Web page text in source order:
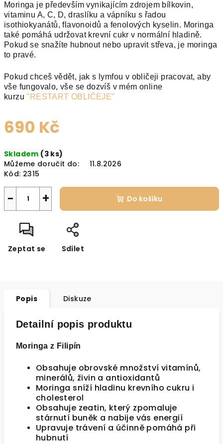
Moringa je především vynikajícím zdrojem bílkovin,
vitaminu A, C, D, draslíku a vápníku s řadou
isothiokyanátů, flavonoidů a fenolových kyselin. Moringa
také pomáhá udržovat krevní cukr v normální hladině.
Pokud se snažíte hubnout nebo upravit střeva, je moringa
to pravé.
Pokud chceš vědět, jak s lymfou v obličeji pracovat, aby
vše fungovalo, vše se dozvíš v mém online
kurzu"RESTART OBLIČEJE"
690 Kč
cena:
Skladem (3 ks)
Můžeme doručit do:
11.8.2026
Kód: 2315
+
− Do košíku
Zeptat se Sdílet
Popis Diskuze
Detailní popis produktu
Moringa z Filipín
Obsahuje obrovské množství vitamínů,
minerálů, živin a antioxidantů
Moringa sníží hladinu krevního cukru i
cholesterol
Obsahuje zeatin, který zpomaluje
stárnutí buněk a nabije vás energií
Upravuje trávení a účinně pomáhá při
hubnutí